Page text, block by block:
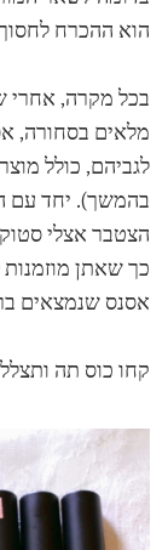
הוא ההכרח לחסוך
בכל מקרה, אחרי
מלאים בסחורה,
בהמשך). יחד עם
הצטבר אצלי
אסנס שנמצאים
קחו כוס תה